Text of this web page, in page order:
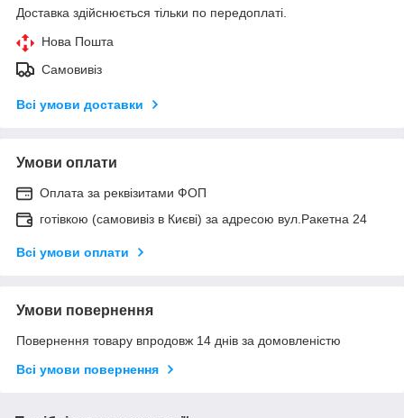
Доставка здійснюється тільки по передоплаті.
Нова Пошта
Самовивіз
Всі умови доставки
Умови оплати
Оплата за реквізитами ФОП
готівкою (самовивіз в Києві) за адресою вул.Ракетна 24
Всі умови оплати
Умови повернення
Повернення товару впродовж 14 днів за домовленістю
Всі умови повернення